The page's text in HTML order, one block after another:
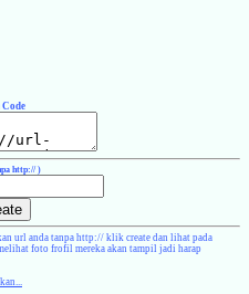
http:// )
url anda tanpa http:// klik create dan lihat pada
foto frofil mereka akan tampil jadi harap